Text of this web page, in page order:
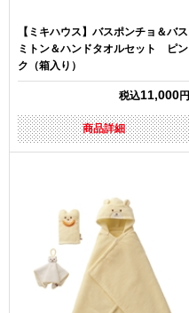
【ミキハウス】バスポンチョ＆バス
ミトン＆ハンドタオルセット ピン
ク（箱入り）
税込11,000円
商品詳細